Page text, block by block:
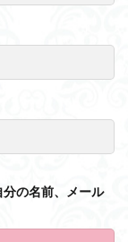
の名前、メール